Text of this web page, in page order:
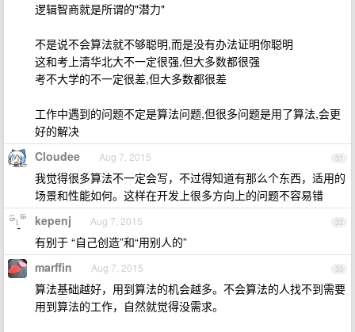
逻辑智商就是所谓的"潜力"
不是说不会算法就不够聪明,而是没有办法证明你聪明
这和考上清华北大不一定很强,但大多数都很强
考不大学的不一定很差,但大多数都很差
工作中遇到的问题不定是算法问题,但很多问题是用了算法,会更
好的解决
31
Cloudee Aug 7, 2015
我觉得很多算法不一定会写，不过得知道有那么个东西，适用的
场景和性能如何。这样在开发上很多方向上的问题不容易错
32
kepenj Aug 7, 2015
有别于 “自己创造”和“用别人的”
33
marffin Aug 7, 2015
算法基础越好，用到算法的机会越多。不会算法的人找不到需要
用到算法的工作，自然就觉得没需求。